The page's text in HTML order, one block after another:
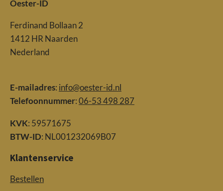
Oester-ID
Ferdinand Bollaan 2
1412 HR Naarden
Nederland
E-mailadres: info@oester-id.nl
Telefoonnummer:06-53 498 287
KVK: 59571675
BTW-ID: NL001232069B07
Klantenservice
Bestellen